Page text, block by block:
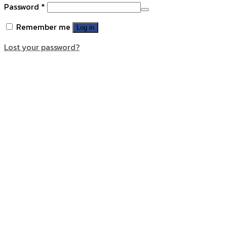
Password *
Remember me
Log in
Lost your password?